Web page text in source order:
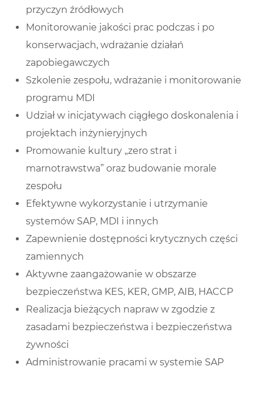
przyczyn źródłowych
Monitorowanie jakości prac podczas i po
konserwacjach, wdrażanie działań
zapobiegawczych
Szkolenie zespołu, wdrażanie i monitorowanie
programu MDI
Udział w inicjatywach ciągłego doskonalenia i
projektach inżynieryjnych
Promowanie kultury „zero strat i
marnotrawstwa” oraz budowanie morale
zespołu
Efektywne wykorzystanie i utrzymanie
systemów SAP, MDI i innych
Zapewnienie dostępności krytycznych części
zamiennych
Aktywne zaangażowanie w obszarze
bezpieczeństwa KES, KER, GMP, AIB, HACCP
Realizacja bieżących napraw w zgodzie z
zasadami bezpieczeństwa i bezpieczeństwa
żywności
Administrowanie pracami w systemie SAP